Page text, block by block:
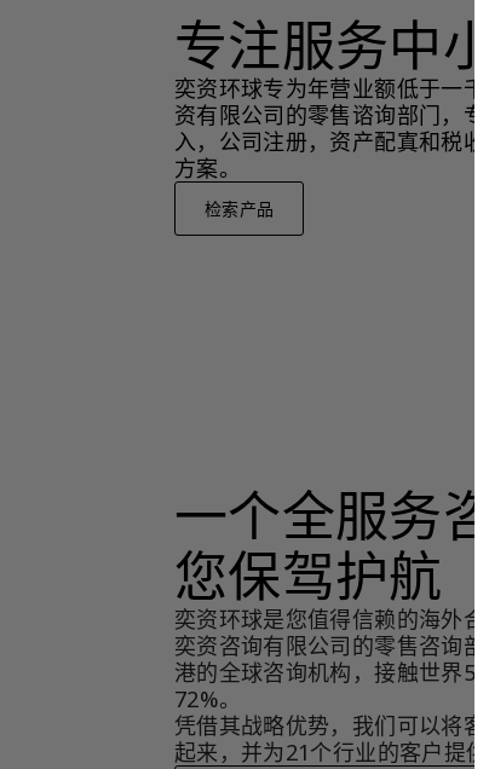
专注服务中
奕资环球专为年营业额低于一
资有限公司的零售谘询部门，
入，公司注册，资产配寘和税
方案。
检索产品
一个全服务
您保驾护航
奕资环球是您值得信赖的海外
奕资咨询有限公司的零售咨询
港的全球咨询机构，接触世界
72%。
凭借其战略优势，我们可以将客
起来，并为21个行业的客户提